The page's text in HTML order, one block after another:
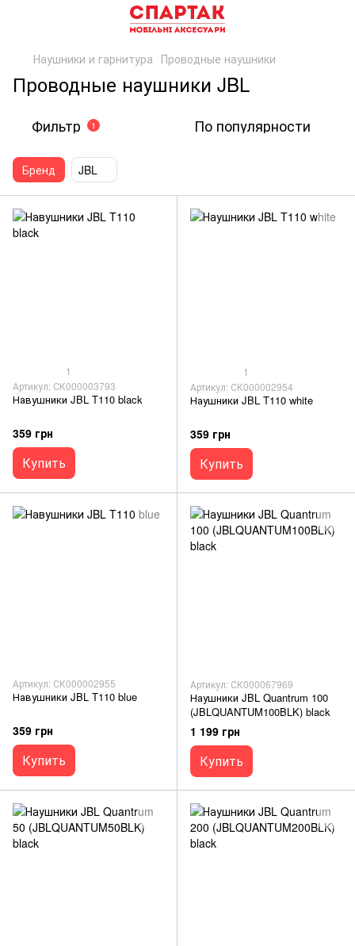
Наушники и гарнитура Проводные наушники
Проводные наушники JBL
Фильтр 1 По популярности
Бренд JBL
1
Артикул: СК000003793
Навушники JBL T110 black
359 грн
Купить
1
Артикул: СК000002954
Наушники JBL T110 white
359 грн
Купить
Артикул: СК000002955
Навушники JBL T110 blue
359 грн
Купить
Артикул: СК000067969
Наушники JBL Quantrum 100
(JBLQUANTUM100BLK) black
1 199 грн
Купить